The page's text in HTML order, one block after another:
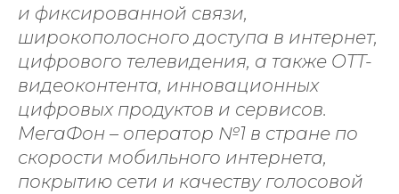
и фиксированной связи,
широкополосного доступа в интернет,
цифрового телевидения, а также OTT-
видеоконтента, инновационных
цифровых продуктов и сервисов.
МегаФон – оператор №1 в стране по
скорости мобильного интернета,
покрытию сети и качеству голосовой